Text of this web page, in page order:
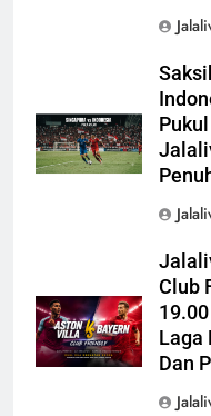
Club
Laga
Dan